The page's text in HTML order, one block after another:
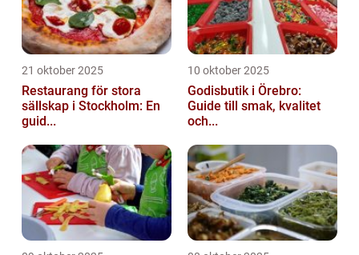
21 oktober 2025
Restaurang för stora
sällskap i Stockholm: En
guid...
10 oktober 2025
Godisbutik i Örebro:
Guide till smak, kvalitet
och...